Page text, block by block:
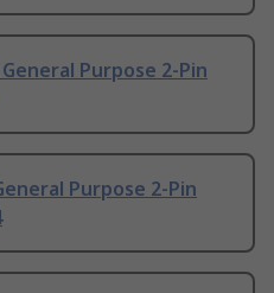
Purpose 2-Pin
Purpose 2-Pin